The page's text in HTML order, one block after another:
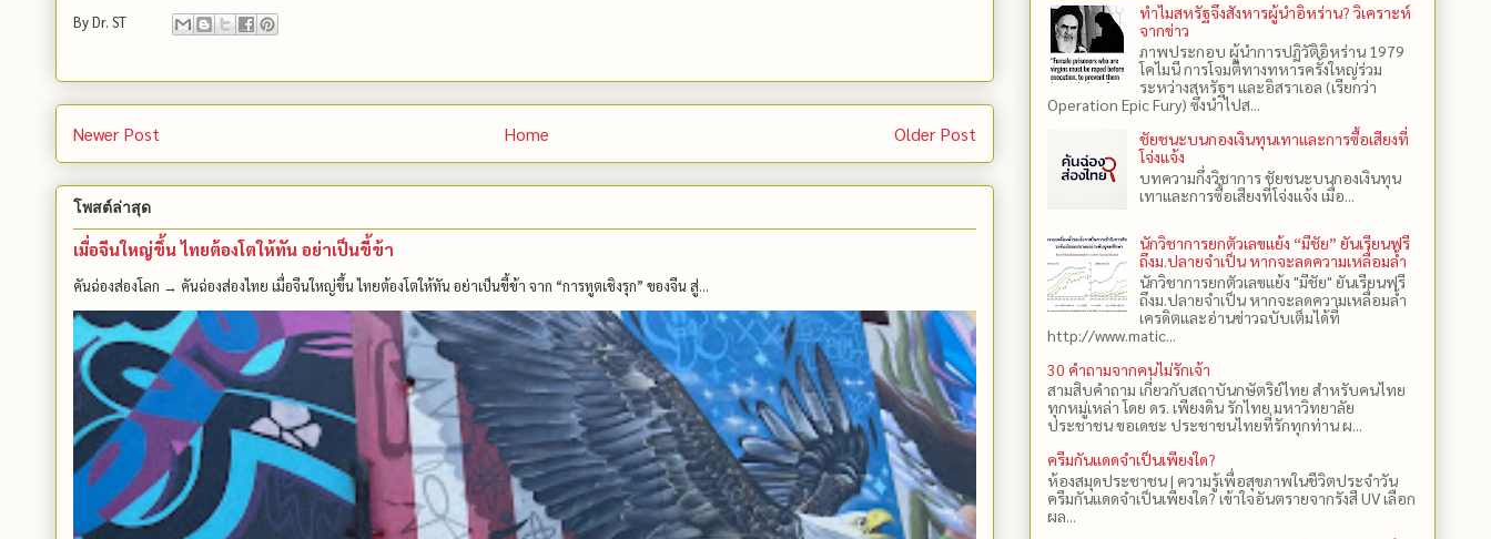
ByDr. ST
Newer Post Older Post
Home
โพสต์ล่าสุด
เมื่อจีนใหญ่ขึ้น ไทยต้องโตให้ทัน อย่าเป็นขี้ข้า
คันฉ่องส่องโลก → คันฉ่องส่องไทย เมื่อจีนใหญ่ขึ้น ไทยต้องโตให้ทัน อย่าเป็นขี้ข้า จาก “การทูตเชิงรุก” ของจีน สู่...
ทำไมสหรัฐจึงสังหารผู้นำอิหร่าน? วิเคราะห์
จากข่าว
ภาพประกอบ ผู้นำการปฏิวัติอิหร่าน 1979
โคไมนี การโจมตีทางทหารครั้งใหญ่ร่วม
ระหว่างสหรัฐฯ และอิสราเอล (เรียกว่า
Operation Epic Fury) ซึ่งนำไปส...
ชัยชนะบนกองเงินทุนเทาและการซื้อเสียงที่
โจ่งแจ้ง
บทความกึ่งวิชาการ ชัยชนะบนกองเงินทุน
เทาและการซื้อเสียงที่โจ่งแจ้ง เมื่อ...
นักวิชาการยกตัวเลขแย้ง “มีชัย” ยันเรียนฟรี
ถึงม.ปลายจำเป็น หากจะลดความเหลื่อมล้ำ
นักวิชาการยกตัวเลขแย้ง "มีชัย" ยันเรียนฟรี
ถึงม.ปลายจำเป็น หากจะลดความเหลื่อมล้ำ
เครดิตและอ่านข่าวฉบับเต็มได้ที่
http://www.matic...
30 คำถามจากคนไม่รักเจ้า
สามสิบคำถาม เกี่ยวกับสถาบันกษัตริย์ไทย สำหรับคนไทย
ทุกหมู่เหล่า โดย ดร.​ เพียงดิน รักไทย มหาวิทยาลัย
ประชาชน ขอเดชะ ประชาชนไทยที่รักทุกท่าน ผ...
ครีมกันแดดจำเป็นเพียงใด?
ห้องสมุดประชาชน | ความรู้เพื่อสุขภาพในชีวิตประจำวัน
ครีมกันแดดจำเป็นเพียงใด? เข้าใจอันตรายจากรังสี UV เลือก
ผล...